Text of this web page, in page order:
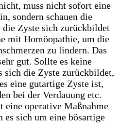
muss nicht sofort eine
sondern schauen die
die Zyste sich zurückbildet
mit Homöopathie, um die
zu lindern. Das
gut. Sollte es keine
sich die Zyste zurückbildet,
eine gutartige Zyste ist,
bei der Verdauung etc.
operative Maßnahme
es sich um eine bösartige